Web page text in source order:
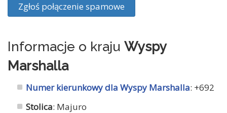
Zgłoś połączenie spamowe
Informacje o kraju Wyspy
Marshalla
Numer kierunkowy dla Wyspy Marshalla: +692
Stolica: Majuro